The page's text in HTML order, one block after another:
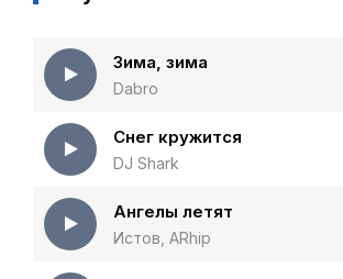
Зима, зима
Dabro
Снег кружится
DJ Shark
Ангелы летят
Истов, ARhip